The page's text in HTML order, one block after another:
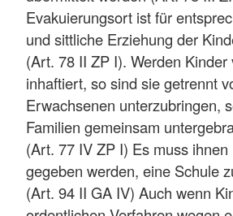
Evakuierungsort ist für
und sittliche Erziehung der
(Art. 78 II ZP I). Werden
inhaftiert, so sind sie getrennt
Erwachsenen unterzubringen,
Familien gemeinsam
(Art. 77 IV ZP I) Es muss
gegeben werden, eine Schule
(Art. 94 II GA IV) Auch wenn